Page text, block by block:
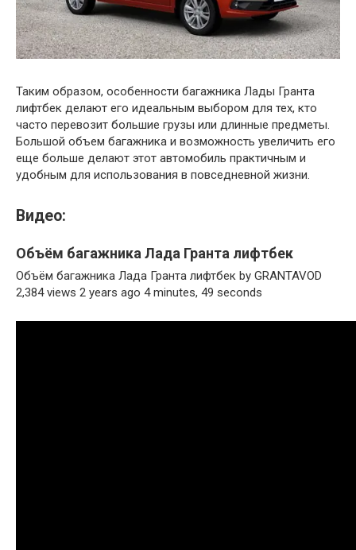
Таким образом, особенности багажника Лады Гранта
лифтбек делают его идеальным выбором для тех, кто
часто перевозит большие грузы или длинные предметы.
Большой объем багажника и возможность увеличить его
еще больше делают этот автомобиль практичным и
удобным для использования в повседневной жизни.
Видео:
Объём багажника Лада Гранта лифтбек
Объём багажника Лада Гранта лифтбек by GRANTAVOD
2,384 views 2 years ago 4 minutes, 49 seconds